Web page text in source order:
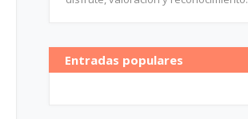
Entradas populares